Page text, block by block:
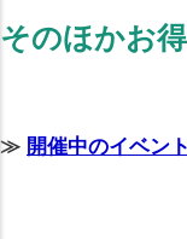
そのほかお
≫ 開催中のイベン